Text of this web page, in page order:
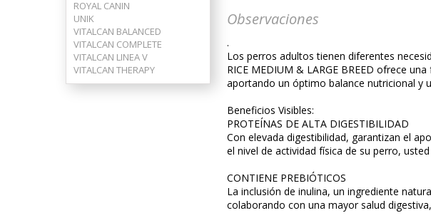
ROYAL CANIN
UNIK
VITALCAN BALANCED
VITALCAN COMPLETE
VITALCAN LINEA V
VITALCAN THERAPY
Observaciones
.
Los perros adultos tienen diferentes
RICE MEDIUM & LARGE BREED ofrece
aportando un óptimo balance nutricional y
Beneficios Visibles:
PROTEÍNAS DE ALTA DIGESTIBILIDAD
Con elevada digestibilidad, garantizan el
el nivel de actividad física de su perro,
CONTIENE PREBIÓTICOS
La inclusión de inulina, un ingrediente
colaborando con una mayor salud